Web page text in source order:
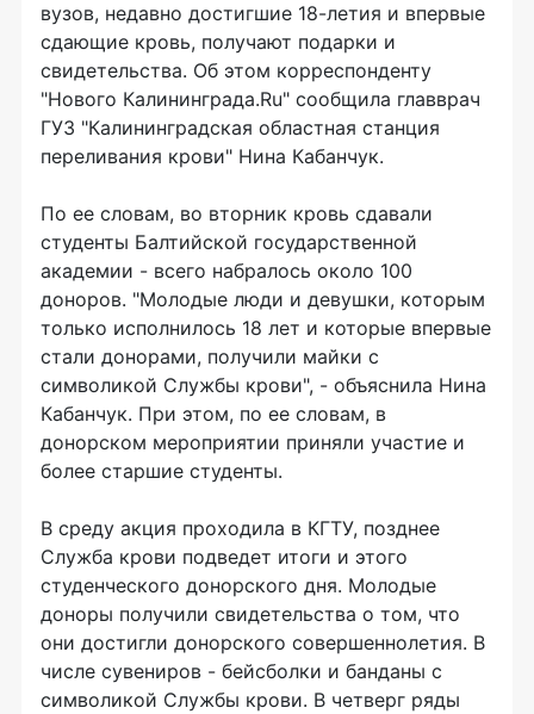
вузов, недавно достигшие 18-летия и впервые
сдающие кровь, получают подарки и
свидетельства. Об этом корреспонденту
"Нового Калининграда.Ru" сообщила главврач
ГУЗ "Калининградская областная станция
переливания крови" Нина Кабанчук.
По ее словам, во вторник кровь сдавали
студенты Балтийской государственной
академии - всего набралось около 100
доноров. "Молодые люди и девушки, которым
только исполнилось 18 лет и которые впервые
стали донорами, получили майки с
символикой Службы крови", - объяснила Нина
Кабанчук. При этом, по ее словам, в
донорском мероприятии приняли участие и
более старшие студенты.
В среду акция проходила в КГТУ, позднее
Служба крови подведет итоги и этого
студенческого донорского дня. Молодые
доноры получили свидетельства о том, что
они достигли донорского совершеннолетия. В
числе сувениров - бейсболки и банданы с
символикой Службы крови. В четверг ряды